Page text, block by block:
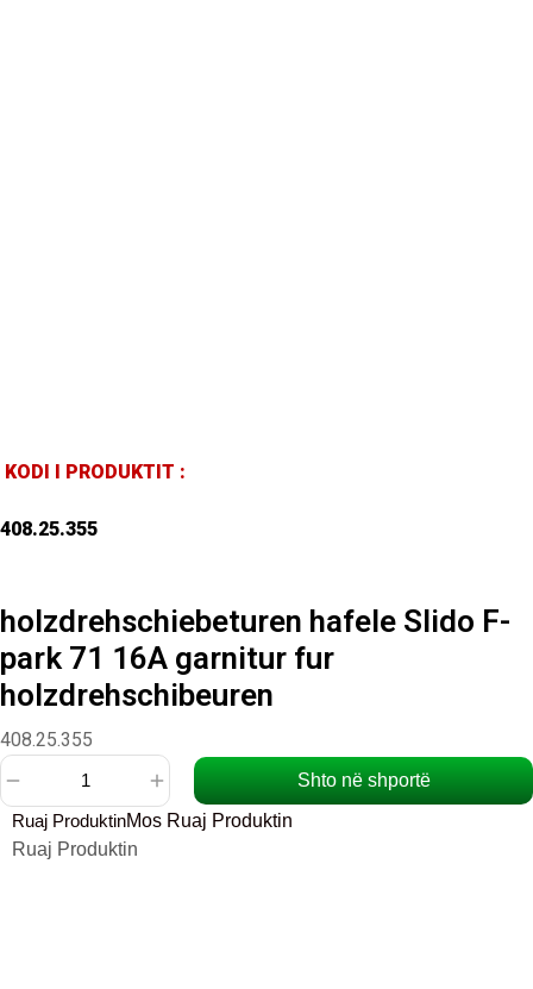
KODI I PRODUKTIT :
408.25.355
holzdrehschiebeturen hafele Slido F-
park 71 16A garnitur fur
holzdrehschibeuren
408.25.355
holzdrehschiebeturen
hafele
Shto në shportë
Ruaj ProduktinMos Ruaj Produktin
Ruaj Produktin